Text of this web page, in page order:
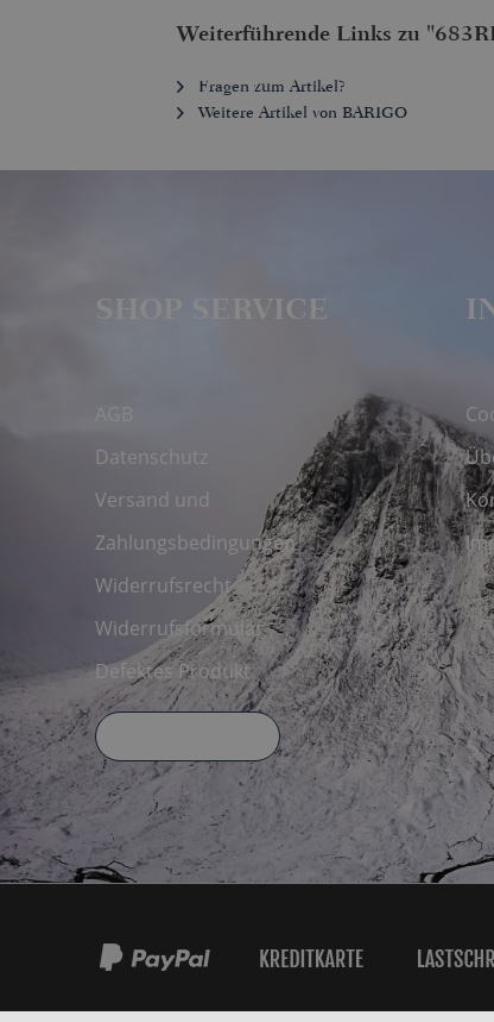
Weiterführende Links zu
Fragen zum Artikel?
Weitere Artikel von BARIGO
SHOP SERVICE
AGB
Datenschutz
Versand und
Zahlungsbedingungen
Widerrufsrecht
Widerrufsformular
Defektes Produkt